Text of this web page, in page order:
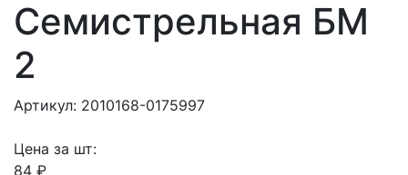
Семистрельная БМ
2
Артикул: 2010168-0175997
Цена за шт:
84 ₽